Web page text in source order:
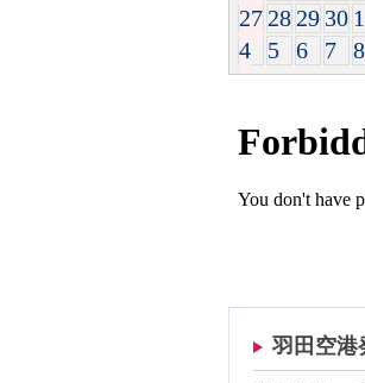
27 28 29 30 1
4
5 6 7 8
羽田空港